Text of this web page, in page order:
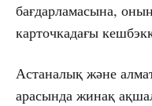
бағдарламасына,
карточкадағы
Астаналық және
арасында жинақ